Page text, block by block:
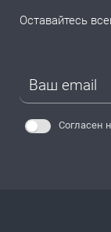
Оставайтесь
Согласен